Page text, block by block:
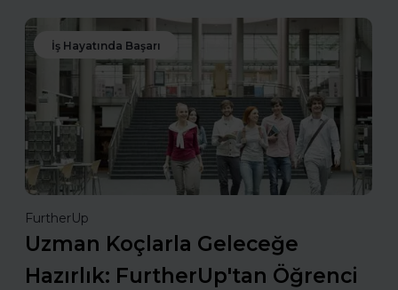
İş Hayatında Başarı
FurtherUp
Uzman Koçlarla Geleceğe
Hazırlık: FurtherUp'tan Öğrenci